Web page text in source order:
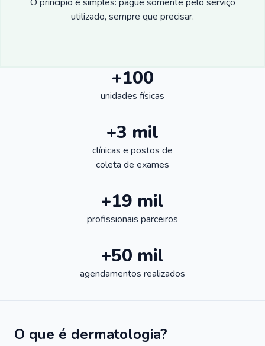
utilizado, sempre que precisar.
+100
unidades físicas
+3 mil
clínicas e postos de
coleta de exames
+19 mil
profissionais parceiros
+50 mil
agendamentos realizados
O que é dermatologia?